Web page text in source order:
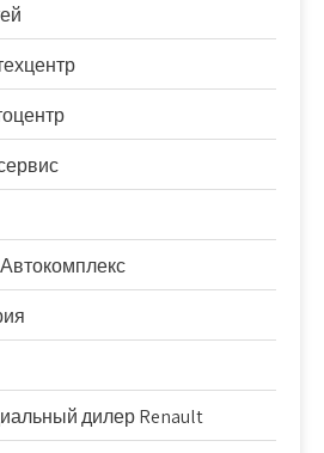
дилер Renault